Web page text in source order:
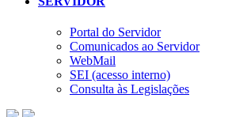
Portal do Servidor
Comunicados ao Servidor
WebMail
SEI (acesso interno)
Consulta às Legislações